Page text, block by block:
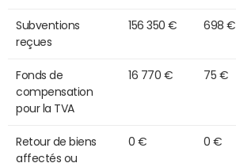
Subventions
reçues
156 350 € 698 €
Fonds de
compensation
pour la TVA
16 770 € 75 €
Retour de biens
affectés ou
0 € 0 €